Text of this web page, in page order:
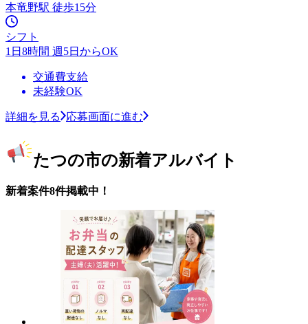
本竜野駅 徒歩15分
シフト
1日8時間 週5日からOK
交通費支給
未経験OK
詳細を見る 応募画面に進む
たつの市の新着アルバイト
新着案件8件掲載中！